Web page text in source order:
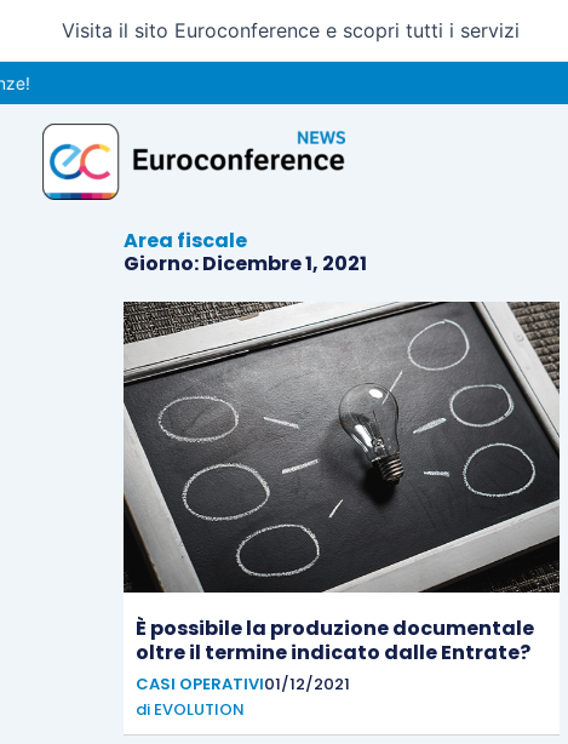
contenuto
Visita il sito Euroconference e scopri tutti i servizi
Area fiscale
Giorno: Dicembre 1, 2021
È possibile la produzione documentale
oltre il termine indicato dalle Entrate?
CASI OPERATIVI01/12/2021
di EVOLUTION